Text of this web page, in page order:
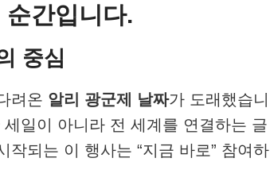
간입니다.
중심
려온 알리 광군제 날짜가 도래했습니
일이 아니라 전 세계를 연결하는 글
되는 이 행사는 “지금 바로” 참여하